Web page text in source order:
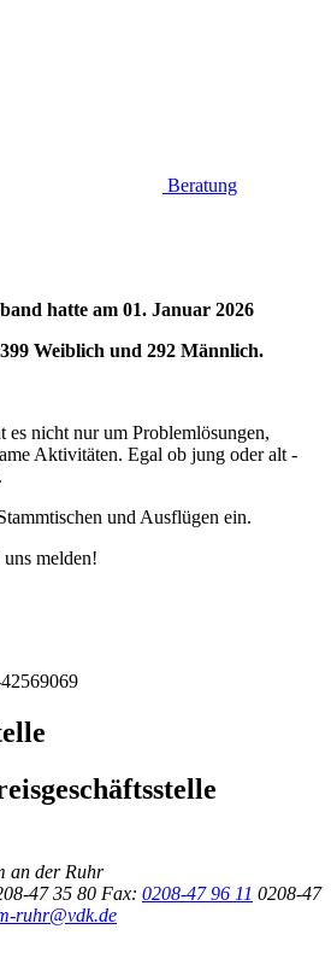
Beratung
am 01. Januar 2026
und 292 Männlich.
es nicht nur um Problemlösungen,
Aktivitäten. Egal ob jung oder alt -
und Ausflügen ein.
melden!
an der Ruhr
47 35 80 Fax: 0208-47 96 11 0208-47
ruhr@vdk.de